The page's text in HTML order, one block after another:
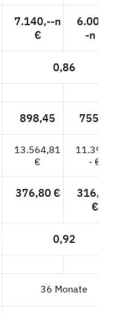
7.140,--n
€
6.000,-
-n €
0,86
898,45 755,--
13.564,81
€
11.399,-
- €
376,80 €
316,64
€
0,92
36 Monate